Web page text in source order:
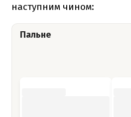
наступним чином:
Пальне